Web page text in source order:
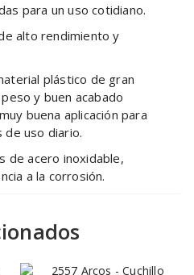
para un uso cotidiano.
alto rendimiento y
plástico de gran
y buen acabado
buena aplicación para
de uso diario.
de acero inoxidable,
a la corrosión.